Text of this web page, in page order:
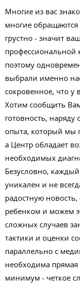
Многие из вас
многие
грустно - значит
профессиональной
поэтому
выбрали именно
сокровенное, что у
Хотим сообщить
готовность,
опыта, который мы
а Центр обладает
необходимых
Безусловно,
уникален и не
радостную
ребенком и можем
сложных случаев
тактики и оценки
параллельно с
необходима
минимум - четкое